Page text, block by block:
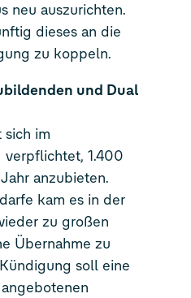
neu auszurichten.
dieses an die
zu koppeln.
und Dual
sich im
1.400
anzubieten.
kam es in der
zu großen
Übernahme zu
soll eine